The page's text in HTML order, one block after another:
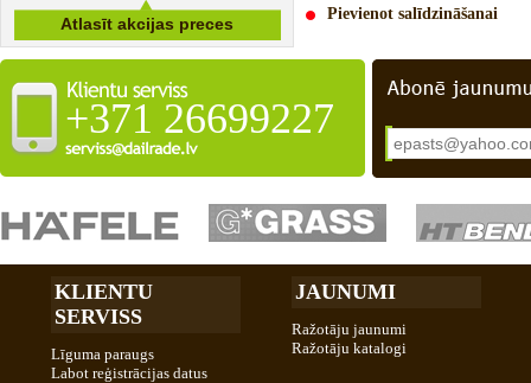
Pievienot salīdzināšanai
+371 26699227
KLIENTU
SERVISS
Līguma paraugs
Labot reģistrācijas datus
JAUNUMI
Ražotāju jaunumi
Ražotāju katalogi